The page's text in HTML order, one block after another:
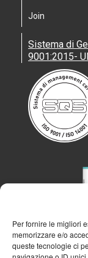
Per fornire le migliori
memorizzare e/o
queste tecnologie ci
Join
Sistema di
9001:2015-